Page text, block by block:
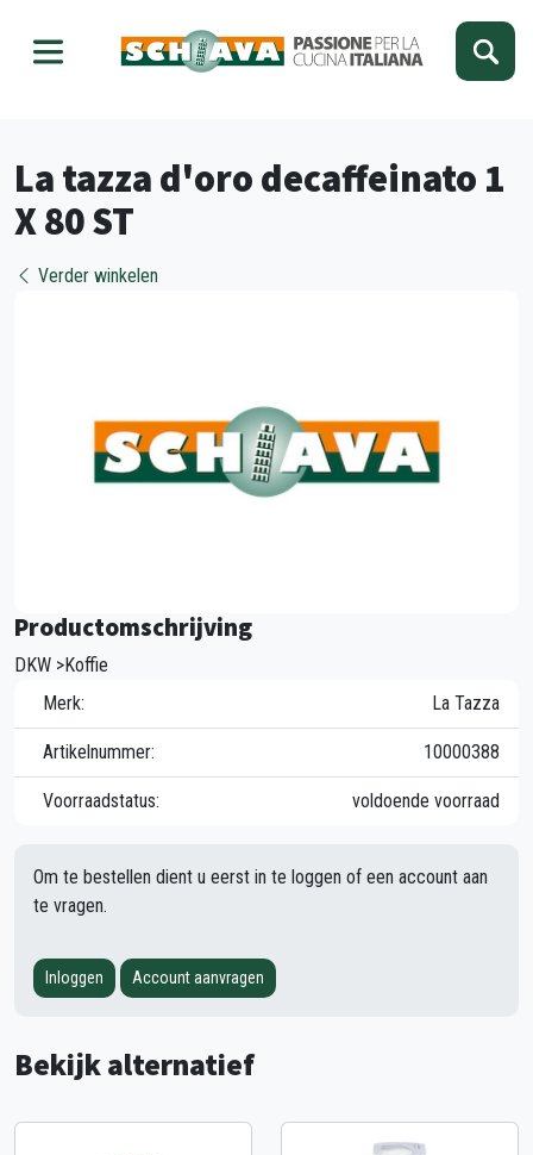
La tazza d'oro decaffeinato 1
X 80 ST
Verder winkelen
Productomschrijving
DKW >Koffie
Merk:
La Tazza
Artikelnummer: 10000388
Voorraadstatus: voldoende voorraad
Om te bestellen dient u eerst in te loggen of een account aan
te vragen.
Inloggen Account aanvragen
Bekijk alternatief